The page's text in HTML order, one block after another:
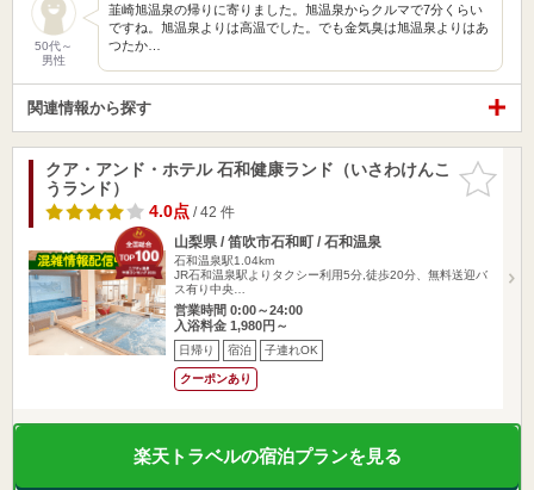
50代～
男性
韮崎旭温泉の帰りに寄りました。旭温泉からクルマで7分くらい
ですね。旭温泉よりは高温でした。でも金気臭は旭温泉よりはあ
つたか…
関連情報から探す
お気に入
りに追加
クア・アンド・ホテル 石和健康ランド（いさわけんこ
うランド）
4.0点/ 42 件
山梨県 / 笛吹市石和町 / 石和温泉
石和温泉駅1.04km
JR石和温泉駅よりタクシー利用5分,徒歩20分、無料送迎バ
ス有り中央…
営業時間 0:00～24:00
入浴料金 1,980円～
日帰り 宿泊 子連れOK
クーポンあり
楽天トラベルの宿泊プランを見る